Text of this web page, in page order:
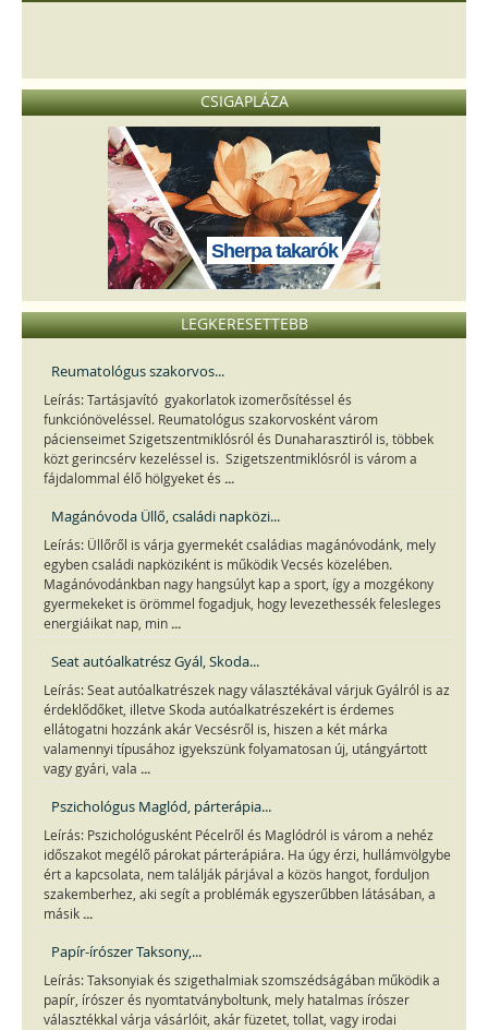
CSIGAPLÁZA
Sherpa takarók
LEGKERESETTEBB
Reumatológus szakorvos...
Leírás: Tartásjavító gyakorlatok izomerősítéssel és
funkciónöveléssel. Reumatológus szakorvosként várom
pácienseimet Szigetszentmiklósról és Dunaharasztiról is, többek
közt gerincsérv kezeléssel is. Szigetszentmiklósról is várom a
fájdalommal élő hölgyeket és ...
Magánóvoda Üllő, családi napközi...
Leírás: Üllőről is várja gyermekét családias magánóvodánk, mely
egyben családi napköziként is működik Vecsés közelében.
Magánóvodánkban nagy hangsúlyt kap a sport, így a mozgékony
gyermekeket is örömmel fogadjuk, hogy levezethessék felesleges
energiáikat nap, min ...
Seat autóalkatrész Gyál, Skoda...
Leírás: Seat autóalkatrészek nagy választékával várjuk Gyálról is az
érdeklődőket, illetve Skoda autóalkatrészekért is érdemes
ellátogatni hozzánk akár Vecsésről is, hiszen a két márka
valamennyi típusához igyekszünk folyamatosan új, utángyártott
vagy gyári, vala ...
Pszichológus Maglód, párterápia...
Leírás: Pszichológusként Pécelről és Maglódról is várom a nehéz
időszakot megélő párokat párterápiára. Ha úgy érzi, hullámvölgybe
ért a kapcsolata, nem találják párjával a közös hangot, forduljon
szakemberhez, aki segít a problémák egyszerűbben látásában, a
másik ...
Papír-írószer Taksony,...
Leírás: Taksonyiak és szigethalmiak szomszédságában működik a
papír, írószer és nyomtatványboltunk, mely hatalmas írószer
választékkal várja vásárlóit, akár füzetet, tollat, vagy irodai